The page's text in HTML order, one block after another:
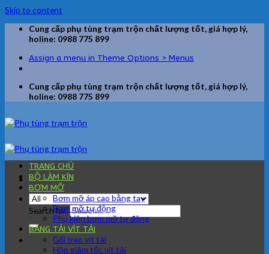
Skip to content
Cung cấp phụ tùng trạm trộn chất lượng tốt, giá hợp lý,
holine: 0988 775 899
Assign a menu in Theme Options > Menus
Cung cấp phụ tùng trạm trộn chất lượng tốt, giá hợp lý,
holine: 0988 775 899
Search for:
TRANG CHỦ
BỘ LÀM KÍN
BƠM MỠ
Bơm mỡ áp cao bằng tay
Bơm mỡ tự động
Phụ kiện bơm mỡ tự động
BĂNG TẢI VÍT TẢI
Gối treo vít tải
Hộp giảm tốc vít tải